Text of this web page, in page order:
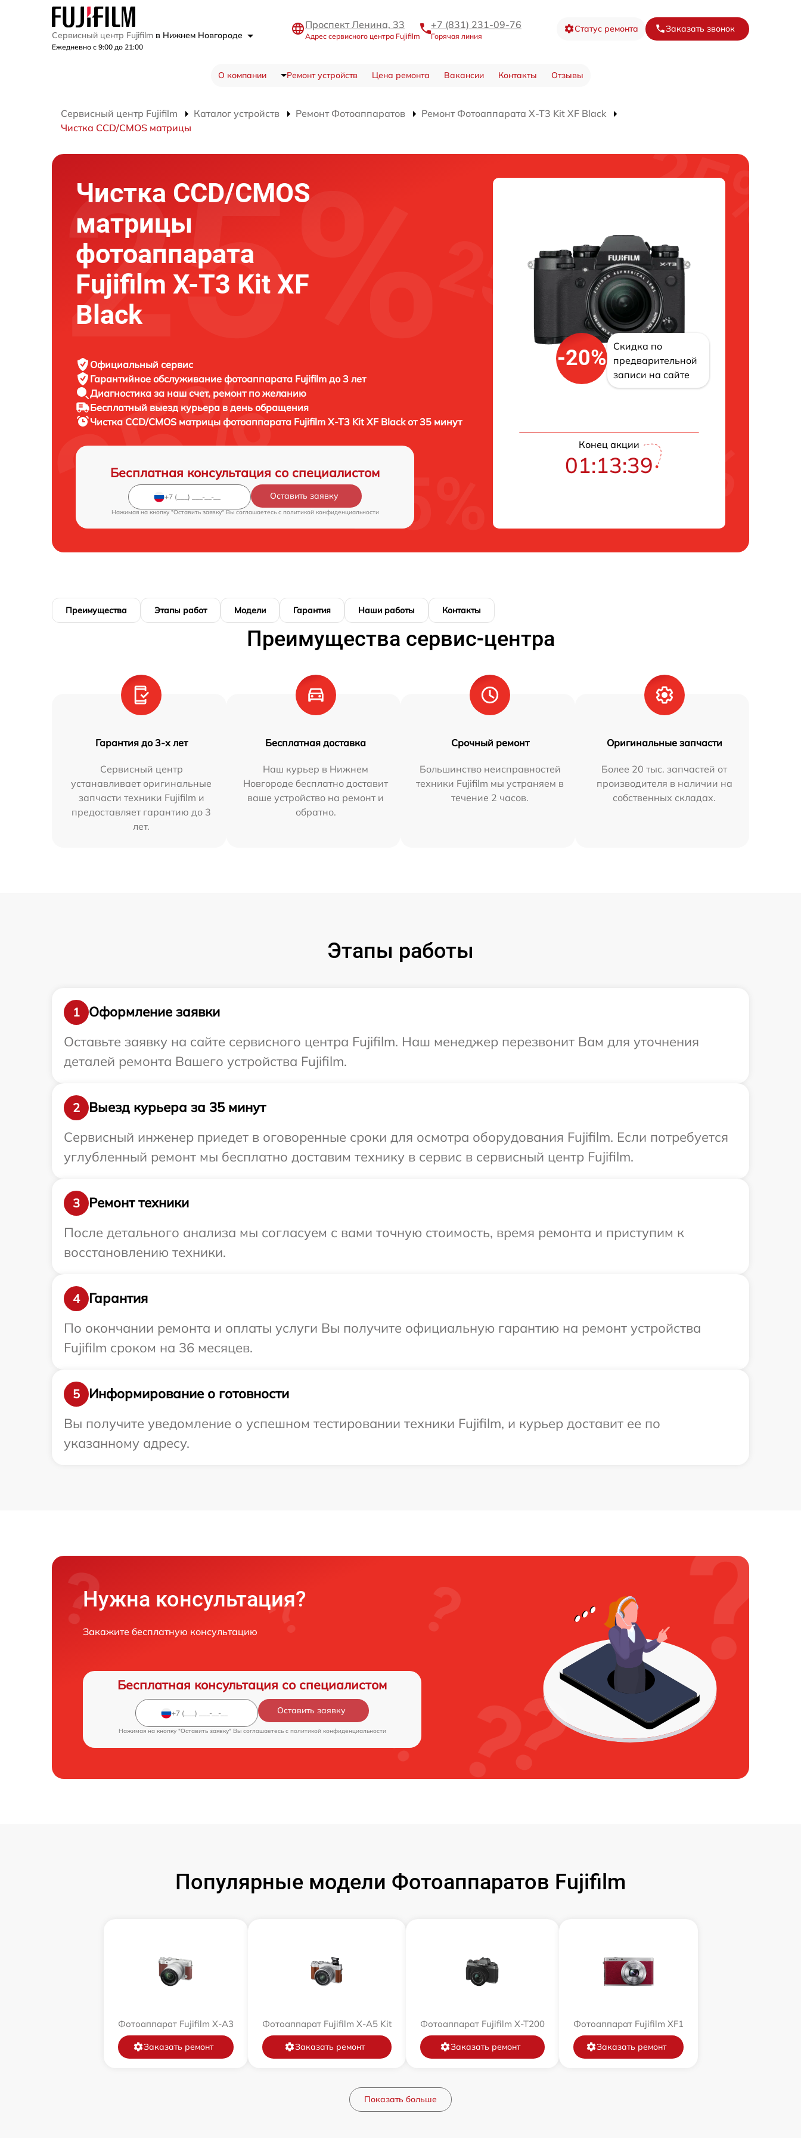
Сервисный центр Fujifilm в Нижнем Новгороде
Ежедневно с 9:00 до 21:00
Проспект Ленина, 33
Адрес сервисного центра Fujifilm
+7 (831) 231-09-76
Горячая линия
Статус ремонта Заказать звонок
О компании Ремонт устройств Цена ремонта Вакансии Контакты Отзывы
Сервисный центр Fujifilm Каталог устройств Ремонт Фотоаппаратов
Ремонт Фотоаппарата X-T3 Kit XF Black
Чистка CCD/CMOS матрицы
Чистка CCD/CMOS
матрицы
фотоаппарата
Fujifilm X-T3 Kit XF
Black
Официальный сервис
Гарантийное обслуживание фотоаппарата Fujifilm до 3 лет
Диагностика за наш счет, ремонт по желанию
Бесплатный выезд курьера в день обращения
Чистка CCD/CMOS матрицы фотоаппарата Fujifilm X-T3 Kit XF Black от 35 минут
Бесплатная консультация со специалистом
Оставить заявку
Нажимая на кнопку "Оставить заявку" Вы соглашаетесь c политикой конфиденциальности
-20%
Скидка по
предварительной
записи на сайте
Конец акции
01:13:38
Преимущества Этапы работ Модели Гарантия Наши работы Контакты
Преимущества сервис-центра
Гарантия до 3-х лет
Сервисный центр
устанавливает оригинальные
запчасти техники Fujifilm и
предоставляет гарантию до 3
лет.
Бесплатная доставка
Наш курьер в Нижнем
Новгороде бесплатно доставит
ваше устройство на ремонт и
обратно.
Срочный ремонт
Большинство неисправностей
техники Fujifilm мы устраняем в
течение 2 часов.
Оригинальные запчасти
Более 20 тыс. запчастей от
производителя в наличии на
собственных складах.
Этапы работы
1
Оформление заявки
Оставьте заявку на сайте сервисного центра Fujifilm. Наш менеджер перезвонит Вам для уточнения
деталей ремонта Вашего устройства Fujifilm.
2
Выезд курьера за 35 минут
Сервисный инженер приедет в оговоренные сроки для осмотра оборудования Fujifilm. Если потребуется
углубленный ремонт мы бесплатно доставим технику в сервис в сервисный центр Fujifilm.
3
Ремонт техники
После детального анализа мы согласуем с вами точную стоимость, время ремонта и приступим к
восстановлению техники.
4
Гарантия
По окончании ремонта и оплаты услуги Вы получите официальную гарантию на ремонт устройства
Fujifilm сроком на 36 месяцев.
5
Информирование о готовности
Вы получите уведомление о успешном тестировании техники Fujifilm, и курьер доставит ее по
указанному адресу.
Нужна консультация?
Закажите бесплатную консультацию
Бесплатная консультация со специалистом
Оставить заявку
Нажимая на кнопку "Оставить заявку" Вы соглашаетесь c политикой конфиденциальности
Популярные модели Фотоаппаратов Fujifilm
Фотоаппарат Fujifilm X-A3
Заказать ремонт
Фотоаппарат Fujifilm X-A5 Kit
Заказать ремонт
Фотоаппарат Fujifilm X-T200
Заказать ремонт
Фотоаппарат Fujifilm XF1
Заказать ремонт
Показать больше